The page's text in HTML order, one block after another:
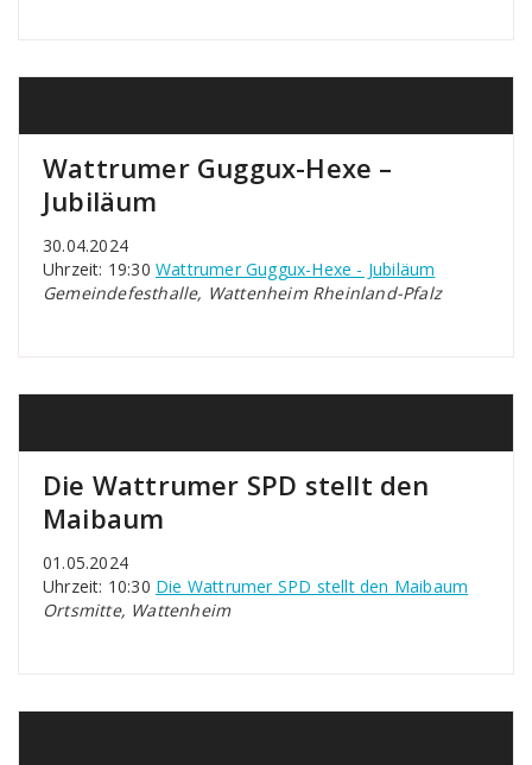
Wattrumer Guggux-Hexe –
Jubiläum
30.04.2024
Uhrzeit: 19:30 Wattrumer Guggux-Hexe - Jubiläum
Gemeindefesthalle, Wattenheim Rheinland-Pfalz
Die Wattrumer SPD stellt den
Maibaum
01.05.2024
Uhrzeit: 10:30 Die Wattrumer SPD stellt den Maibaum
Ortsmitte, Wattenheim